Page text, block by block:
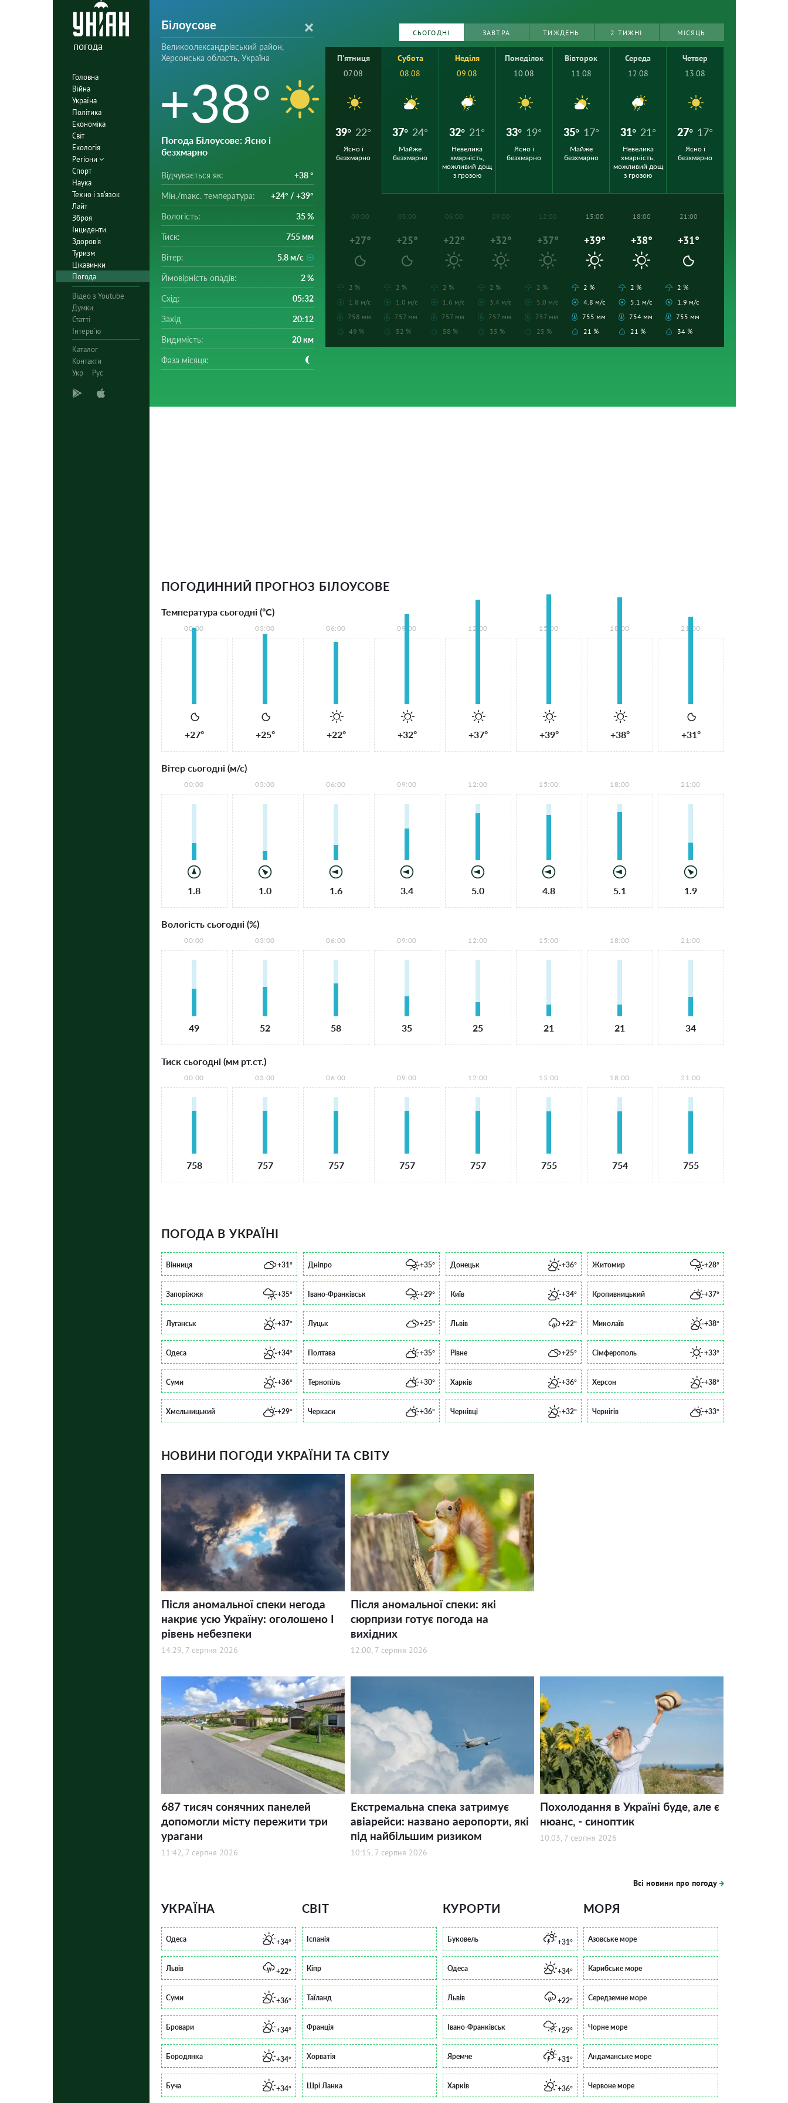
погода
Головна
Війна
Україна
Політика
Економіка
Світ
Екологія
Регіони
Спорт
Наука
Техно і зв'язок
Лайт
Зброя
Інциденти
Здоров'я
Туризм
Цікавинки
Погода
Відео з Youtube
Думки
Статті
Інтерв`ю
Каталог
Контакти
Укр
Рус
Білоусове
Великоолександрівський район,
Херсонська область, Україна
+38°
Погода Білоусове: Ясно і
безхмарно
Відчувається як: +38 °
Мін./mакс. температура: +24° / +39°
Вологість: 35 %
Тиск: 755 мм
Вітер: 5.8 м/с
Ймовірність опадів: 2 %
Схід: 05:32
Захід 20:12
Видимість: 20 км
Фаза місяця:
СЬОГОДНІ ЗАВТРА ТИЖДЕНЬ 2 ТИЖНІ МІСЯЦЬ
П'ятниця
07.08
39° 22°
Ясно і
безхмарно
Субота
08.08
37° 24°
Майже
безхмарно
Неділя
09.08
32° 21°
Невелика
хмарність,
можливий дощ
з грозою
Понеділок
10.08
33° 19°
Ясно і
безхмарно
Вівторок
11.08
35° 17°
Майже
безхмарно
Середа
12.08
31° 21°
Невелика
хмарність,
можливий дощ
з грозою
Четвер
13.08
27° 17°
Ясно і
безхмарно
00:00
+27°
2 %
1.8 м/с
758 мм
49 %
03:00
+25°
2 %
1.0 м/с
757 мм
52 %
06:00
+22°
2 %
1.6 м/с
757 мм
58 %
09:00
+32°
2 %
3.4 м/с
757 мм
35 %
12:00
+37°
2 %
5.0 м/с
757 мм
25 %
15:00
+39°
2 %
4.8 м/с
755 мм
21 %
18:00
+38°
2 %
5.1 м/с
754 мм
21 %
21:00
+31°
2 %
1.9 м/с
755 мм
34 %
ПОГОДИННИЙ ПРОГНОЗ БІЛОУСОВЕ
Температура сьогодні (°С)
00:00
+27°
03:00
+25°
06:00
+22°
09:00
+32°
12:00
+37°
15:00
+39°
18:00
+38°
21:00
+31°
Вітер сьогодні (м/с)
00:00
1.8
03:00
1.0
06:00
1.6
09:00
3.4
12:00
5.0
15:00
4.8
18:00
5.1
21:00
1.9
Вологість сьогодні (%)
00:00
49
03:00
52
06:00
58
09:00
35
12:00
25
15:00
21
18:00
21
21:00
34
Тиск сьогодні (мм рт.ст.)
00:00
758
03:00
757
06:00
757
09:00
757
12:00
757
15:00
755
18:00
754
21:00
755
ПОГОДА В УКРАЇНІ
Вінниця +31° Дніпро +35° Донецьк +36° Житомир +28°
Запоріжжя +35° Івано-Франківськ +29° Київ +34° Кропивницький +37°
Луганськ +37° Луцьк +25° Львів +22° Миколаїв +38°
Одеса +34° Полтава +35° Рівне +25° Сімферополь +33°
Суми +36° Тернопіль +30° Харків +36° Херсон +38°
Хмельницький +29° Черкаси +36° Чернівці +32° Чернігів +33°
НОВИНИ ПОГОДИ УКРАЇНИ ТА СВІТУ
Після аномальної спеки негода
накриє усю Україну: оголошено І
рівень небезпеки
14:29, 7 серпня 2026
Після аномальної спеки: які
сюрпризи готує погода на
вихідних
12:00, 7 серпня 2026
687 тисяч сонячних панелей
допомогли місту пережити три
урагани
11:42, 7 серпня 2026
Екстремальна спека затримує
авіарейси: названо аеропорти, які
під найбільшим ризиком
10:15, 7 серпня 2026
Похолодання в Україні буде, але є
нюанс, - синоптик
10:03, 7 серпня 2026
Всі новини про погоду
УКРАЇНА
Одеса +34°
Львів +22°
Суми +36°
Бровари +34°
Бородянка +34°
Буча +34°
СВІТ
Іспанія
Кіпр
Таїланд
Франція
Хорватія
Шрі Ланка
КУРОРТИ
Буковель +31°
Одеса +34°
Львів +22°
Івано-Франківськ +29°
Яремче +31°
Харків +36°
МОРЯ
Азовське море
Карибське море
Середземне море
Чорне море
Андаманське море
Червоне море